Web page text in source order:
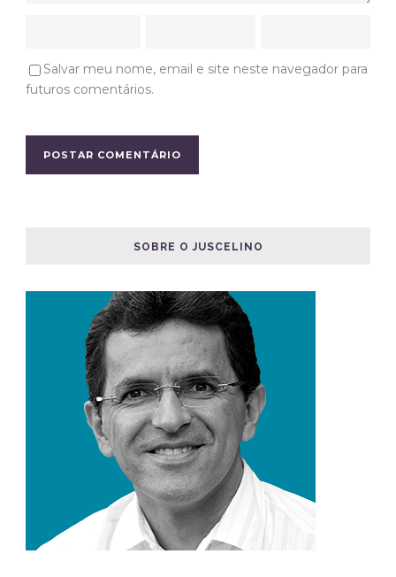
Salvar meu nome, email e site neste navegador para
futuros comentários.
SOBRE O JUSCELINO